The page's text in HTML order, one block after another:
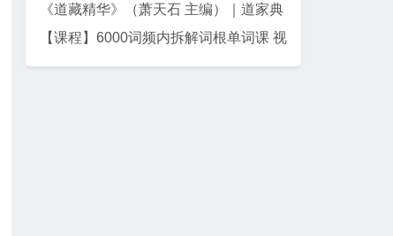
码课件】
《道藏精华》（萧天石 主编）｜道家典
籍珍藏集
【课程】6000词频内拆解词根单词课 视
频+讲义